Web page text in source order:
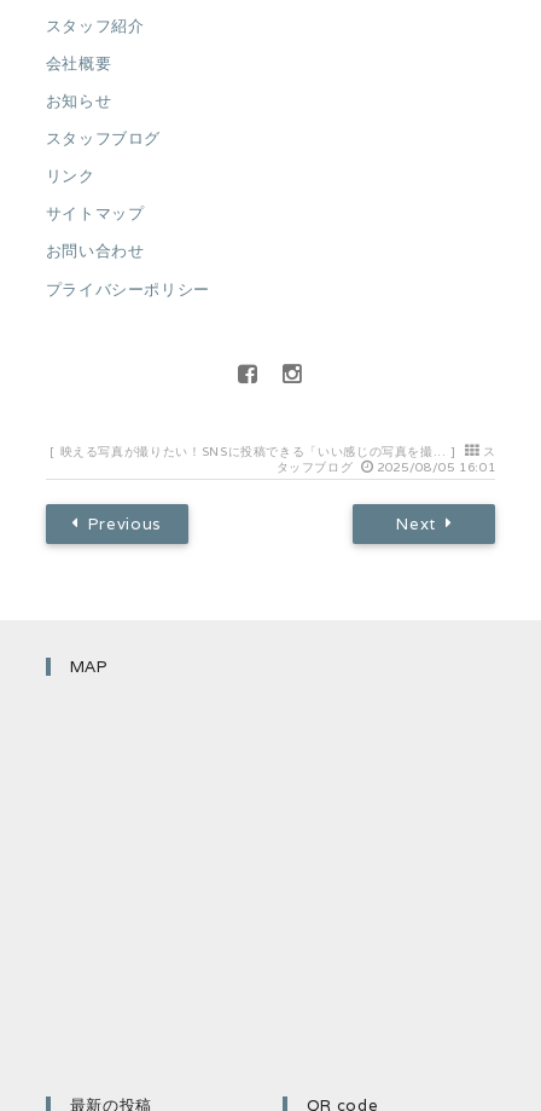
スタッフ紹介
会社概要
お知らせ
スタッフブログ
リンク
サイトマップ
お問い合わせ
プライバシーポリシー
[ 映える写真が撮りたい！SNSに投稿できる「いい感じの写真を撮... ]
ス
タッフブログ
2025/08/05 16:01
Previous Next
MAP
最新の投稿 QR code